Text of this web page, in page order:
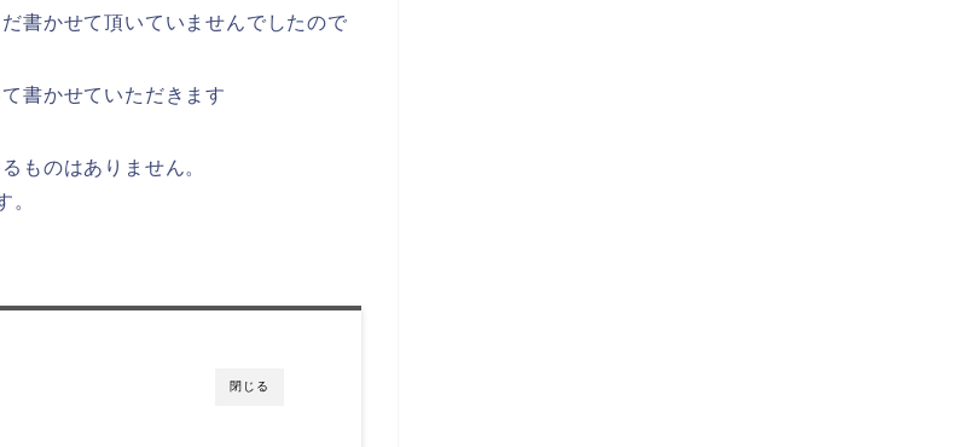
書かせて頂いていませんでしたので
書かせていただきます
ものはありません。
。
閉じる